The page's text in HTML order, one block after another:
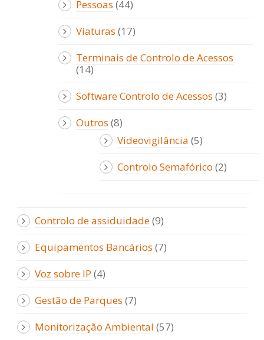
Pessoas (44)
Viaturas (17)
Terminais de Controlo de Acessos
(14)
Software Controlo de Acessos (3)
Outros (8)
Videovigilância (5)
Controlo Semafórico (2)
Controlo de assiduidade(9)
Equipamentos Bancários (7)
Voz sobre IP (4)
Gestão de Parques (7)
Monitorização Ambiental (57)